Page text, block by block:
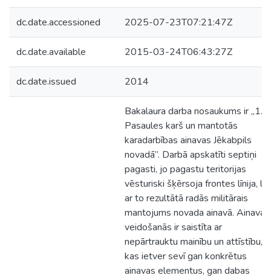
dc.date.accessioned 2025-07-23T07:21:47Z
dc.date.available 2015-03-24T06:43:27Z
dc.date.issued 2014
Bakalaura darba nosaukums ir „1.
Pasaules karš un mantotās
karadarbības ainavas Jēkabpils
novadā”. Darbā apskatīti septiņi
pagasti, jo pagastu teritorijas
vēsturiski šķērsoja frontes līnija,
ar to rezultātā radās militārais
mantojums novada ainavā. Ainavas
veidošanās ir saistīta ar
nepārtrauktu mainību un attīstību,
kas ietver sevī gan konkrētus
ainavas elementus, gan dabas